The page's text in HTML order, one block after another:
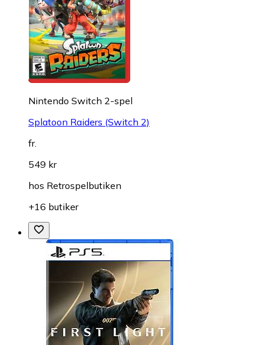
Nintendo Switch 2-spel
Splatoon Raiders (Switch 2)
fr.
549 kr
hos Retrospelbutiken
+16 butiker